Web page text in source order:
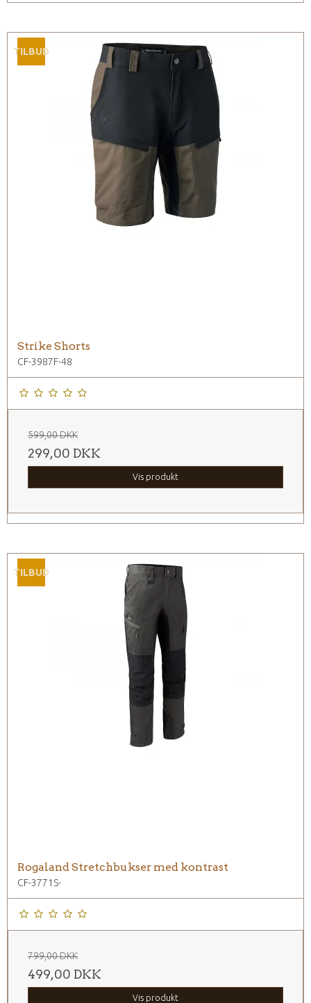
TILBUD
Strike Shorts
CF-3987F-48
599,00 DKK
299,00 DKK
Vis produkt
TILBUD
Rogaland Stretchbukser med kontrast
CF-3771S-
799,00 DKK
499,00 DKK
Vis produkt